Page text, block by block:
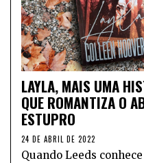
LAYLA, MAIS UMA
QUE ROMANTIZA O
ESTUPRO
24 DE ABRIL DE 2022
Quando Leeds